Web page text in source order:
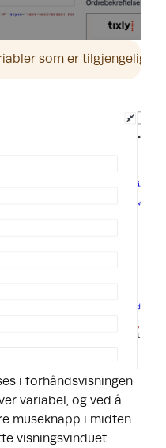
som er tilgjengelig
i forhåndsvisningen
variabel, og ved å
museknapp i midten
visningsvinduet